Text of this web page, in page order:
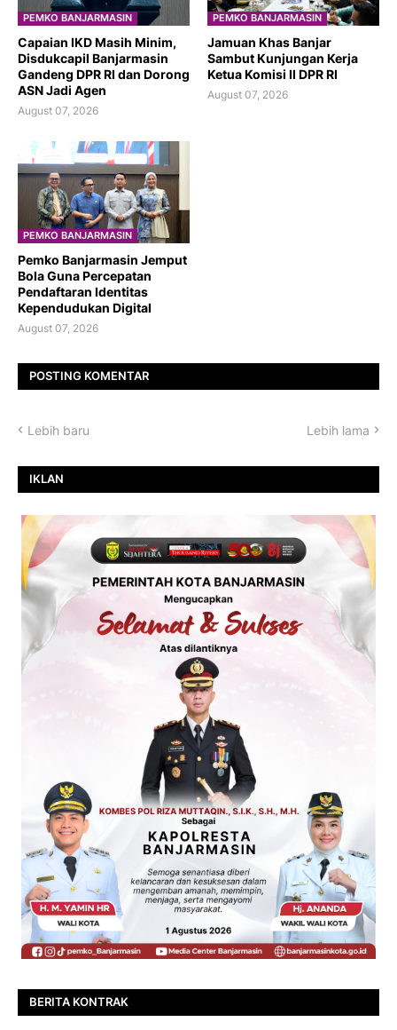
PEMKO BANJARMASIN
Capaian IKD Masih Minim,
Disdukcapil Banjarmasin
Gandeng DPR RI dan Dorong
ASN Jadi Agen
August 07, 2026
PEMKO BANJARMASIN
Jamuan Khas Banjar
Sambut Kunjungan Kerja
Ketua Komisi II DPR RI
August 07, 2026
PEMKO BANJARMASIN
Pemko Banjarmasin Jemput
Bola Guna Percepatan
Pendaftaran Identitas
Kependudukan Digital
August 07, 2026
POSTING KOMENTAR
Lebih baru Lebih lama
IKLAN
BERITA KONTRAK